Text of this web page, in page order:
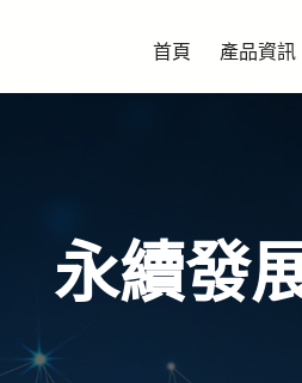
首頁 產品資訊
永續發